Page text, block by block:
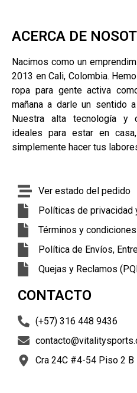
ACERCA DE
Nacimos como un
2013 en Cali, Colombia.
ropa para gente activa
mañana a darle un sentido
Nuestra alta tecnología y
ideales para estar en
simplemente hacer tus
Ver estado del pedido
Políticas de privacidad
Términos y condiciones
Política de Envíos,
Quejas y Reclamos
CONTACTO
(+57) 316 448 9436
Cra 24C #4-54 Piso 2 B